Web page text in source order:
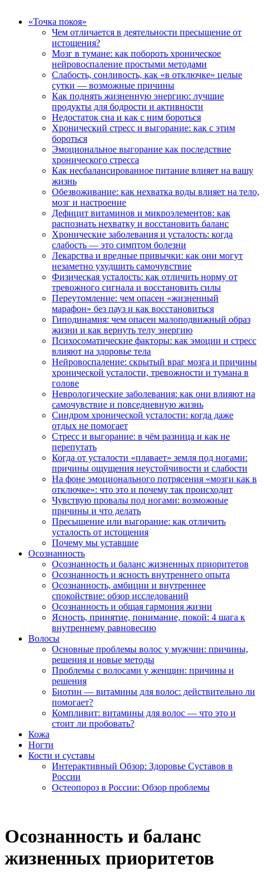
«Точка покоя»
Чем отличается в деятельности пресыщение от
истощения?
Мозг в тумане: как побороть хроническое
нейровоспаление простыми методами
Слабость, сонливость, как «в отключке» целые
сутки — возможные причины
Как поднять жизненную энергию: лучшие
продукты для бодрости и активности
Недостаток сна и как с ним бороться
Хронический стресс и выгорание: как с этим
бороться
Эмоциональное выгорание как последствие
хронического стресса
Как несбалансированное питание влияет на вашу
жизнь
Обезвоживание: как нехватка воды влияет на тело,
мозг и настроение
Дефицит витаминов и микроэлементов: как
распознать нехватку и восстановить баланс
Хронические заболевания и усталость: когда
слабость — это симптом болезни
Лекарства и вредные привычки: как они могут
незаметно ухудшить самочувствие
Физическая усталость: как отличить норму от
тревожного сигнала и восстановить силы
Переутомление: чем опасен «жизненный
марафон» без пауз и как восстановиться
Гиподинамия: чем опасен малоподвижный образ
жизни и как вернуть телу энергию
Психосоматические факторы: как эмоции и стресс
влияют на здоровье тела
Нейровоспаление: скрытый враг мозга и причины
хронической усталости, тревожности и тумана в
голове
Неврологические заболевания: как они влияют на
самочувствие и повседневную жизнь
Синдром хронической усталости: когда даже
отдых не помогает
Стресс и выгорание: в чём разница и как не
перепутать
Когда от усталости «плавает» земля под ногами:
причины ощущения неустойчивости и слабости
На фоне эмоционального потрясения «мозги как в
отключке»: что это и почему так происходит
Чувствую провалы под ногами: возможные
причины и что делать
Пресыщение или выгорание: как отличить
усталость от истощения
Почему мы уставшие
Осознанность
Осознанность и баланс жизненных приоритетов
Осознанность и ясность внутреннего опыта
Осознанность, амбиции и внутреннее
спокойствие: обзор исследований
Осознанность и общая гармония жизни
Ясность, принятие, понимание, покой: 4 шага к
внутреннему равновесию
Волосы
Основные проблемы волос у мужчин: причины,
решения и новые методы
Проблемы с волосами у женщин: причины и
решения
Биотин — витамины для волос: действительно ли
помогает?
Компливит: витамины для волос — что это и
стоит ли пробовать?
Кожа
Ногти
Кости и суставы
Интерактивный Обзор: Здоровье Суставов в
России
Остеопороз в России: Обзор проблемы
Осознанность и баланс
жизненных приоритетов